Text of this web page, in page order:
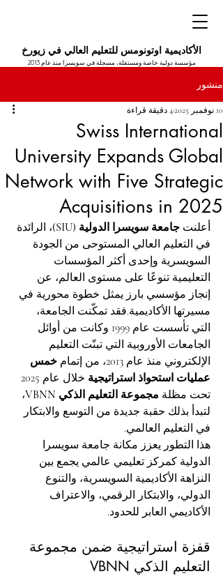
الأكاديمية اوتونومس للتعليم العالي في زيورخ
مؤسسة دولية خاصة ومستقلة، مسجلة في سويسرا منذ عام 2013
منشور
Swiss International
University Expands Global
Network with Five Strategic
Acquisitions in 2025
10 نوفمبر 2025 4 دقيقة قراءة
أعلنت جامعة سويسرا الدولية (SIU)
، الرائدة
في التعليم العالي المستوحى من الجودة
السويسرية وإحدى أكثر المؤسسات
التعليمية تنوعًا على مستوى العالم، عن
إنجاز مؤسسي بارز يمثل خطوة محورية في
مسيرتها الأكاديمية.فقد تمكّنت الجامعة،
التي تأسست عام 1999 وكانت من أوائل
الجامعات الأوروبية التي تبنّت التعليم
الإلكتروني منذ عام 2013، من إتمام
خمس
عمليات استحواذ استراتيجية
تحت مظلة مجموعة التعليم الذكي VBNN
،
لتبدأ بذلك حقبة جديدة من التوسع والابتكار
في التعليم العالمي.
هذا التطور يعزز مكانة جامعة سويسرا
الدولية كمركز تعليمي عالمي يجمع بين
النزاهة الأكاديمية السويسرية، والتنوع
الدولي، والابتكار الرقمي، والاعتراف
الأكاديمي العابر للحدود.
قفزة استراتيجية ضمن مجموعة
التعليم الذكي VBNN